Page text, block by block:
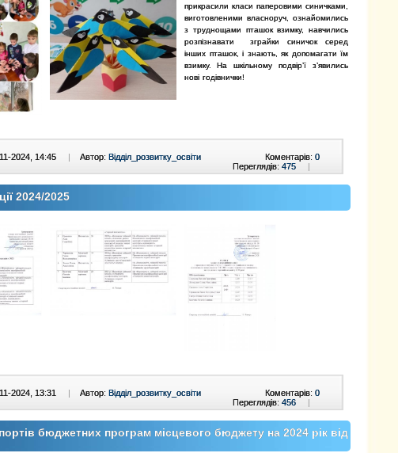
прикрасили класи паперовими синичками,
виготовленими власноруч, ознайомились
з труднощами пташок взимку, навчились
розпізнавати зграйки синичок серед
інших пташок, і знають, як допомагати їм
взимку. На шкільному подвір’ї з’явились
нові годівнички!
2024, 14:45 | Автор: Відділ_розвитку_освіти Коментарів: 0
Переглядів: 475 |
2024/2025
2024, 13:31 | Автор: Відділ_розвитку_освіти Коментарів: 0
Переглядів: 456 |
бюджетних програм місцевого бюджету на 2024 рік від